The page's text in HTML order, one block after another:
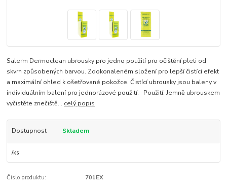
Salerm Dermoclean ubrousky pro jedno použití pro očištění pleti od
skvrn způsobených barvou. Zdokonaleném složení pro lepší čistící efekt
a maximální ohled k ošetřované pokožce. Čistící ubrousky jsou baleny v
individuálním balení pro jednorázové použití. Použití: Jemně ubrouskem
vyčistěte znečiště... celý popis
Dostupnost Skladem
/ks
Číslo produktu: 701EX